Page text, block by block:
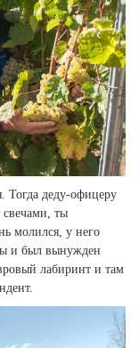
деду-офицеру
свечами, ты
молился, у него
и был вынужден
лабиринт и там